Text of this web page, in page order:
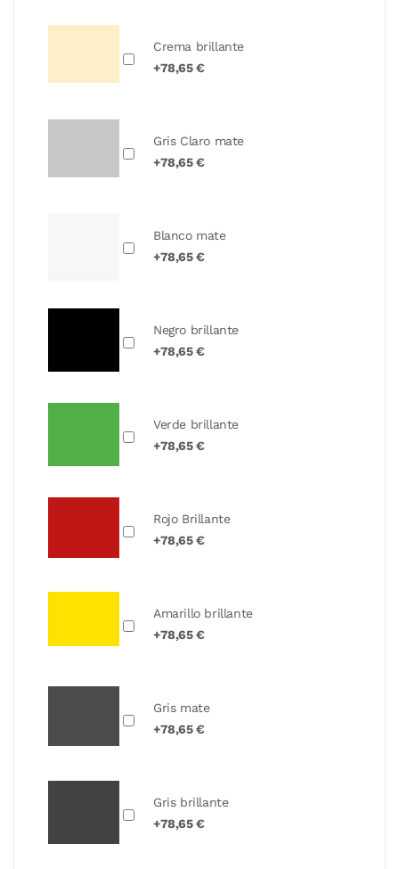
Crema brillante
+78,65 €
Gris Claro mate
+78,65 €
Blanco mate
+78,65 €
Negro brillante
+78,65 €
Verde brillante
+78,65 €
Rojo Brillante
+78,65 €
Amarillo brillante
+78,65 €
Gris mate
+78,65 €
Gris brillante
+78,65 €